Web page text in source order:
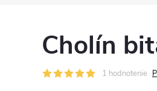
Cholín
1 hodnotenie